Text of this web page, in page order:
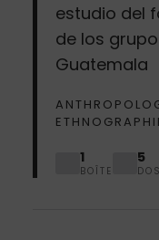
estudio del
de los
Guatemala
1
BOÎTE
5